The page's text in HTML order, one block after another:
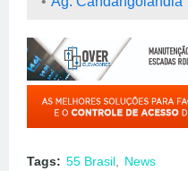
Tags: 55 Brasil News